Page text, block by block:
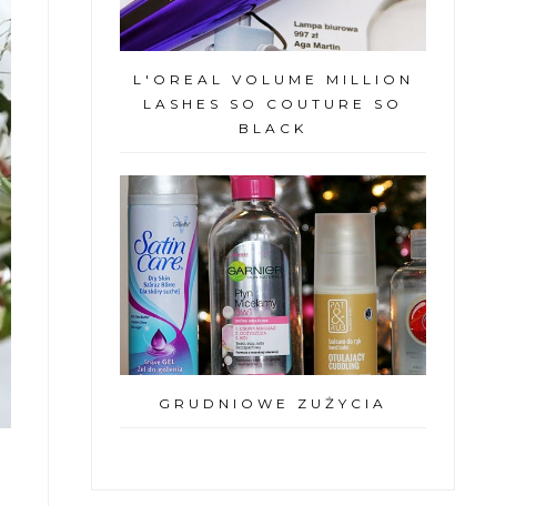
L'OREAL VOLUME MILLION
LASHES SO COUTURE SO
BLACK
GRUDNIOWE ZUŻYCIA